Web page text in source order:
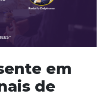
hóspede
de serviços como o
aos hóspedes
já que o hóspede pode
dos mais diversos
da média de